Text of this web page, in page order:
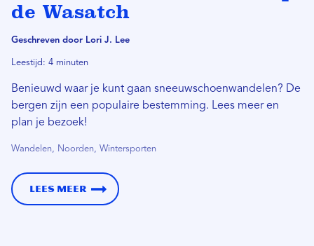
de Wasatch
Geschreven door Lori J. Lee
Leestijd: 4 minuten
Benieuwd waar je kunt gaan sneeuwschoenwandelen? De
bergen zijn een populaire bestemming. Lees meer en
plan je bezoek!
Wandelen, Noorden, Wintersporten
Lees meer